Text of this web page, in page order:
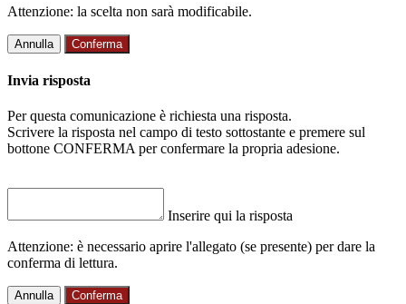
Attenzione: la scelta non sarà modificabile.
Annulla Conferma
Invia risposta
Per questa comunicazione è richiesta una risposta.
Scrivere la risposta nel campo di testo sottostante e premere sul
bottone CONFERMA per confermare la propria adesione.
Inserire qui la risposta
Attenzione: è necessario aprire l'allegato (se presente) per dare la
conferma di lettura.
Annulla Conferma